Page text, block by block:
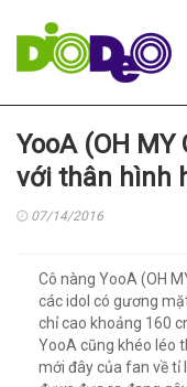
YooA (OH
với thân hình
07/14/2016
Cô nàng YooA (OH
các idol có gương
chỉ cao khoảng 160
YooA cũng khéo léo
mới đây của fan về tỉ